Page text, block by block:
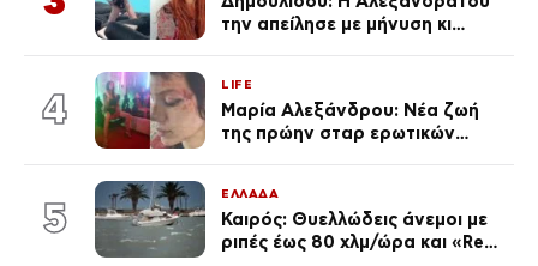
την απείλησε με μήνυση κι
ποια είσαι σοκαρίστικα»
4
LIFE
Μαρία Αλεξάνδρου: Νέα ζωή
της πρώην σταρ ερωτικών
(Φωτογραφίες)
5
ΕΛΛΑΔΑ
Καιρός: Θυελλώδεις άνεμοι με
ριπές έως 80 χλμ/ώρα και «Red